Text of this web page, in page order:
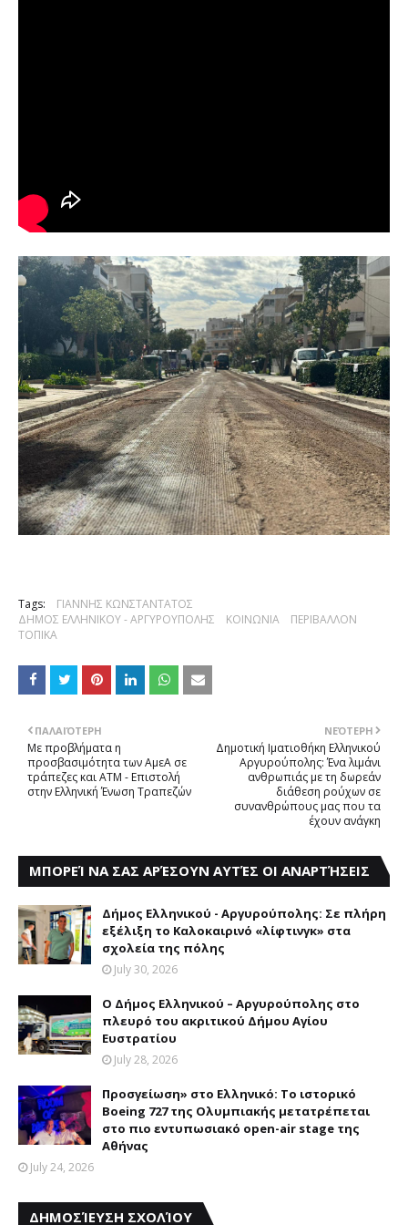
Tags:
ΓΙΑΝΝΗΣ ΚΩΝΣΤΑΝΤΑΤΟΣ
ΔΗΜΟΣ ΕΛΛΗΝΙΚΟΥ - ΑΡΓΥΡΟΥΠΟΛΗΣ
ΚΟΙΝΩΝΙΑ
ΠΕΡΙΒΑΛΛΟΝ
ΤΟΠΙΚΑ
ΝΕΌΤΕΡΗ
Δημοτική Iματιοθήκη Eλληνικού
Αργυρούπολης: Ένα λιμάνι
ανθρωπιάς με τη δωρεάν
διάθεση ρούχων σε
συνανθρώπους μας που τα
έχουν ανάγκη
ΠΑΛΑΙΌΤΕΡΗ
Με προβλήματα η
προσβασιμότητα των ΑμεΑ σε
τράπεζες και ATM - Επιστολή
στην Ελληνική Ένωση Τραπεζών
ΜΠΟΡΕΊ ΝΑ ΣΑΣ ΑΡΈΣΟΥΝ ΑΥΤΈΣ ΟΙ ΑΝΑΡΤΉΣΕΙΣ
Δήμος Eλληνικού - Aργυρούπολης: Σε πλήρη
εξέλιξη το Kαλοκαιρινό «λίφτινγκ» στα
σχολεία της πόλης
July 30, 2026
Ο Δήμος Eλληνικού – Aργυρούπολης στο
πλευρό του ακριτικού Δήμου Αγίου
Eυστρατίου
July 28, 2026
Προσγείωση» στο Ελληνικό: Το ιστορικό
Boeing 727 της Ολυμπιακής μετατρέπεται
στο πιο εντυπωσιακό open-air stage της
Αθήνας
July 24, 2026
ΔΗΜΟΣΊΕΥΣΗ ΣΧΟΛΊΟΥ